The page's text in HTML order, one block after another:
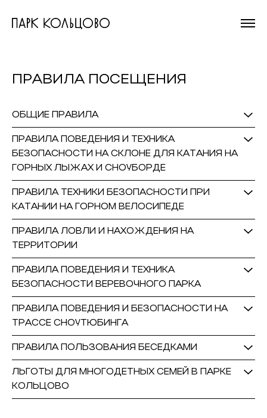
На главную
ПРАВИЛА ПОСЕЩЕНИЯ
ОБЩИЕ ПРАВИЛА
ПРАВИЛА ПОВЕДЕНИЯ И ТЕХНИКА
БЕЗОПАСНОСТИ НА СКЛОНЕ ДЛЯ КАТАНИЯ НА
ГОРНЫХ ЛЫЖАХ И СНОУБОРДЕ
ПРАВИЛА ТЕХНИКИ БЕЗОПАСНОСТИ ПРИ
КАТАНИИ НА ГОРНОМ ВЕЛОСИПЕДЕ
ПРАВИЛА ЛОВЛИ И НАХОЖДЕНИЯ НА
ТЕРРИТОРИИ
ПРАВИЛА ПОВЕДЕНИЯ И ТЕХНИКА
БЕЗОПАСНОСТИ ВЕРЕВОЧНОГО ПАРКА
ПРАВИЛА ПОВЕДЕНИЯ И БЕЗОПАСНОСТИ НА
ТРАССЕ СНОУТЮБИНГА
ПРАВИЛА ПОЛЬЗОВАНИЯ БЕСЕДКАМИ
ЛЬГОТЫ ДЛЯ МНОГОДЕТНЫХ СЕМЕЙ В ПАРКЕ
КОЛЬЦОВО